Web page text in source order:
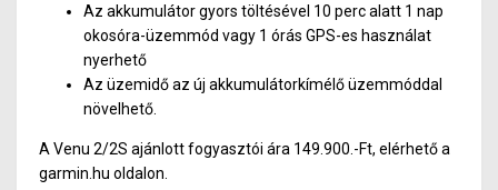
Az akkumulátor gyors töltésével 10 perc alatt 1 nap
okosóra-üzemmód vagy 1 órás GPS-es használat
nyerhető
Az üzemidő az új akkumulátorkímélő üzemmóddal
növelhető.
A Venu 2/2S ajánlott fogyasztói ára 149.900.-Ft, elérhető a
garmin.hu oldalon.